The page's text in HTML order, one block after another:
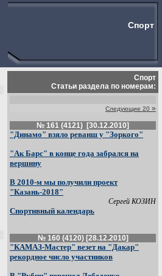
Спорт
Спорт
Статьи раздела по номерам:
Следующие 20 »
№ 161 (4121) [30.12.2010]
"Динамо" взяло реванш у "Зоркого"
"Ак Барс" в конце года забрался на
вершину
В 2010-м мы получили проект
"Казань-2018"
Сергей КОЗИН
Спортивный календарь
№ 160 (4120) [28.12.2010]
"КАМАЗ-Мастер" везет на "Дакар"
рекордное число участников